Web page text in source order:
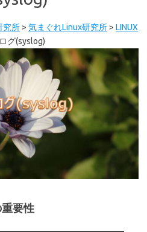
究所> 気まぐれLinux研究所> LINUX
グ(syslog)
要性